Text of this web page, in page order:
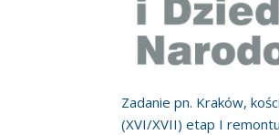
Zadanie pn. Kraków,
(XVI/XVII) etap I